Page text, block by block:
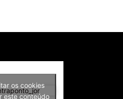
os cookies
este conteúdo